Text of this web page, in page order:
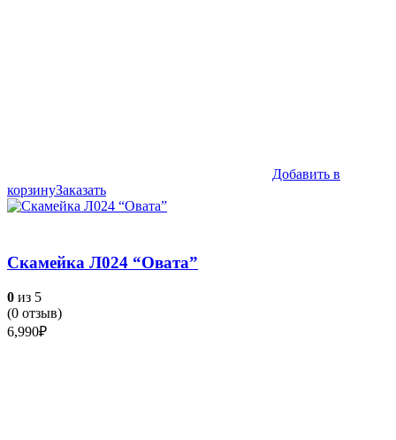
Добавить в
корзинуЗаказать
Скамейка Л024 “Овата”
0 из 5
(0 отзыв)
6,990₽